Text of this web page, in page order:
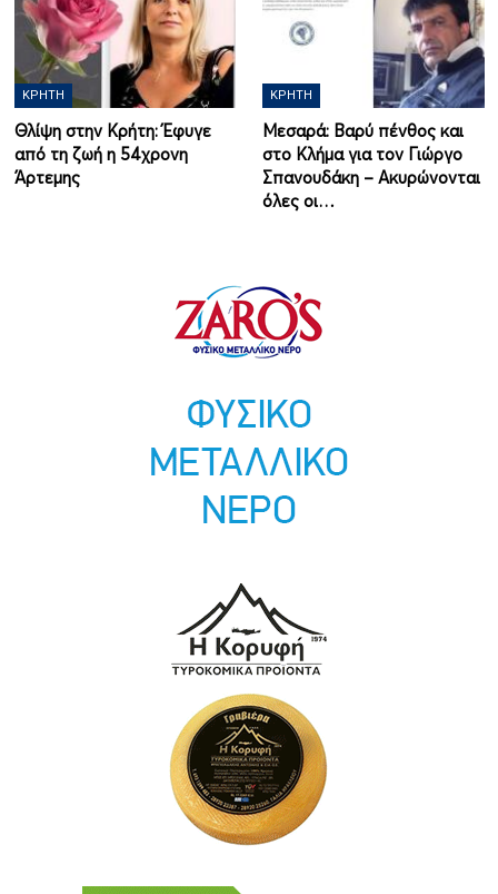
ΚΡΉΤΗ
Θλίψη στην Κρήτη: Έφυγε
από τη ζωή η 54χρονη
Άρτεμης
ΚΡΉΤΗ
Μεσαρά: Βαρύ πένθος και
στο Κλήμα για τον Γιώργο
Σπανουδάκη – Ακυρώνονται
όλες οι…